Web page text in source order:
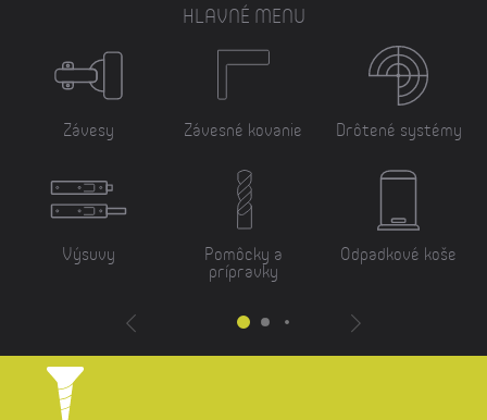
HLAVNÉ MENU
Závesy
Výsuvy
Závesné kovanie
Pomôcky a
prípravky
Drôtené systémy
Odpadkové koše